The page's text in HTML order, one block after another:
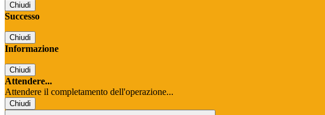
Chiudi
Successo
Chiudi
Informazione
Chiudi
Attendere...
Attendere il completamento dell'operazione...
Chiudi